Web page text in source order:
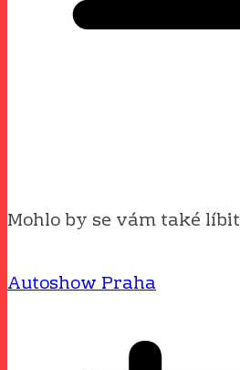
Mohlo by se vám také líbit
Autoshow Praha